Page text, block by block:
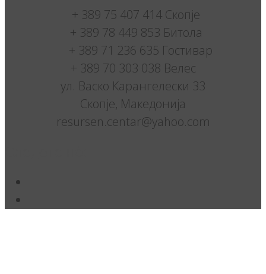
+ 389 75 407 414 Скопје
+ 389 78 449 853 Битола
+ 389 71 236 635 Гостивар
+ 389 70 303 038 Велес
ул. Васко Карангелески 33
Скопје, Македонија
resursen.centar@yahoo.com